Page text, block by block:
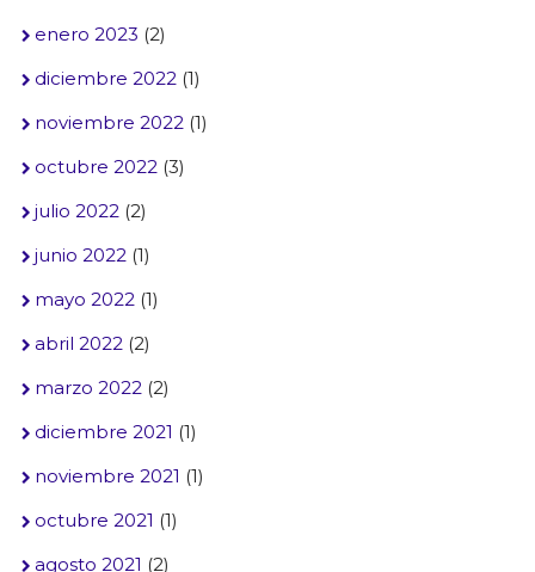
enero 2023 (2)
diciembre 2022(1)
noviembre 2022(1)
octubre 2022(3)
julio 2022(2)
junio 2022(1)
mayo 2022(1)
abril 2022(2)
marzo 2022(2)
diciembre 2021 (1)
noviembre 2021 (1)
octubre 2021 (1)
agosto 2021 (2)